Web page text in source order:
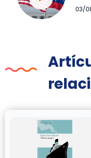
03/